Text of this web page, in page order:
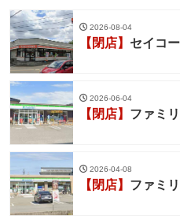
2026-08-04
【閉店】 セイコ
2026-06-04
【閉店】 ファミ
2026-04-08
【閉店】 ファミ